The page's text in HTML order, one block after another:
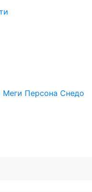
Меги Персона Снедо